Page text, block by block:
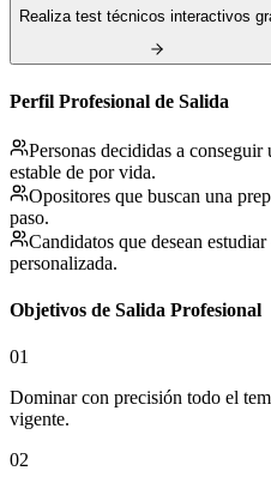
Realiza test técnicos interactivos
Perfil Profesional de Salida
Personas decididas a
estable de por vida.
Opositores que buscan una
paso.
Candidatos que desean
personalizada.
Objetivos de Salida Profesional
01
Dominar con precisión todo el
vigente.
02